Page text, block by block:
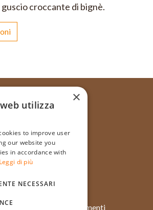
croccante di bignè.
16121 Genova
Approfondimenti
×
utilizza
to improve user
our website you
in accordance with
Leggi di più
NECESSARI